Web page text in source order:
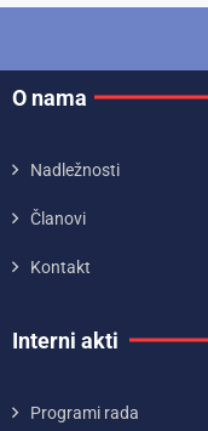
O nama
Nadležnosti
Članovi
Kontakt
Interni akti
Programi rada